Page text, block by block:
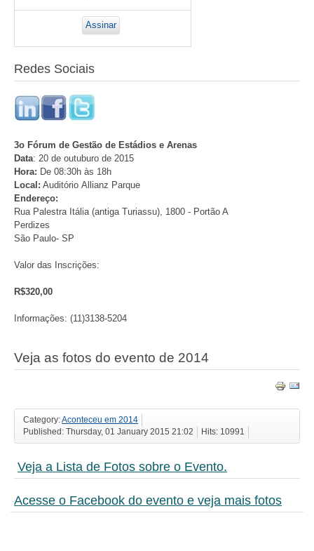
Redes Sociais
3o Fórum de Gestão de Estádios e Arenas
Data: 20 de outuburo de 2015
Hora: De 08:30h às 18h
Local: Auditório Allianz Parque
Endereço:
Rua Palestra Itália (antiga Turiassu), 1800 - Portão A
Perdizes
São Paulo- SP
Valor das Inscrições:
R$320,00
Informações: (11)3138-5204
Veja as fotos do evento de 2014
Category:Aconteceu em 2014
Published: Thursday, 01 January 2015 21:02
Hits: 10991
Veja a Lista de Fotos sobre o Evento.
Acesse o Facebook do evento e veja mais fotos